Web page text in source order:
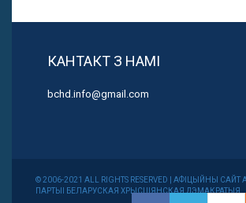
КАНТАКТ З НАМІ
bchd.info@gmail.com
© 2006-2021 ALL RIGHTS RESERVED | АФІЦЫЙНЫ
ПАРТЫІ БЕЛАРУСКАЯ ХРЫСЦІЯНСКАЯ ДЭМАКРАТЫЯ